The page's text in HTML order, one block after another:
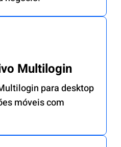
Multilogin
para desktop
móveis com